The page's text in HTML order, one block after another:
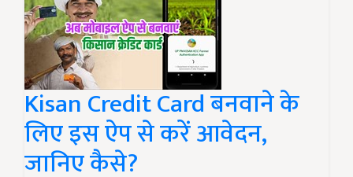
Kisan Credit Card बनवाने के
लिए इस ऐप से करें आवेदन,
जानिए कैसे?